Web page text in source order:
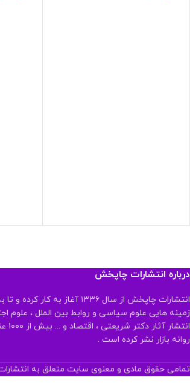
درباره انتشارات چاپخش
انتشارات چاپخش از سال ۱۳۳۶ آغاز به کار
زمینه هایی علوم سیاسی و روابط بین الملل ، علوم
روانه بازار نشر کرده است .
تمامی حقوق مادی و معنوی سایت متعلق به